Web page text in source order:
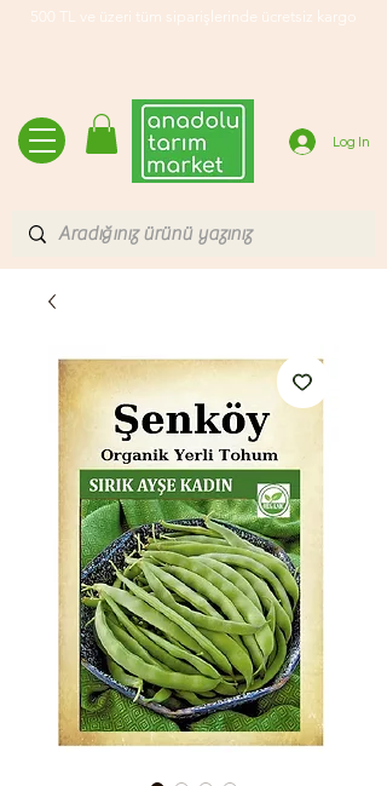
500 TL ve üzeri tüm siparişlerinde ücretsiz kargo
Log In